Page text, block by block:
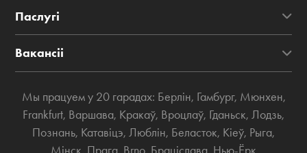
Паслугі
Вакансіі
Мы працуем у 20 гарадах: Берлін, Гамбург, Мюнхен,
Frankfurt, Варшава, Кракаў, Вроцлаў, Гданьск, Лодзь,
Познань, Катавіцэ, Люблін, Беласток, Кіеў, Рыга,
Мінск, Прага, Brno, Браціслава, Нью-Ёрк